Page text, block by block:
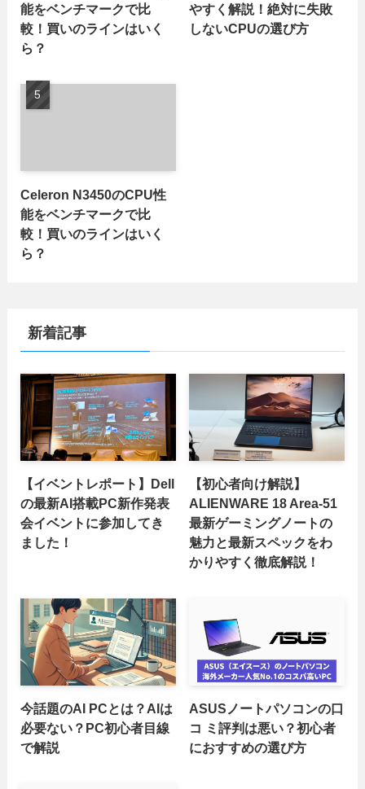
能をベンチマークで比
較！買いのラインはいく
ら？
やすく解説！絶対に失敗
しないCPUの選び方
Celeron N3450のCPU性
能をベンチマークで比
較！買いのラインはいく
ら？
新着記事
【イベントレポート】Dell
の最新AI搭載PC新作発表
会イベントに参加してき
ました！
【初心者向け解説】
ALIENWARE 18 Area-51
最新ゲーミングノートの
魅力と最新スペックをわ
かりやすく徹底解説！
今話題のAI PCとは？AIは
必要ない？PC初心者目線
で解説
ASUSノートパソコンの口
コ ミ評判は悪い？初心者
におすすめの選び方